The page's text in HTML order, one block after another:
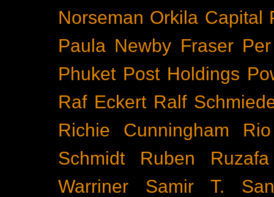
Norseman Orkila Capital
Paula Newby Fraser
Phuket Post Holdings
Raf Eckert Ralf
Richie Cunningham
Rio
Schmidt
Ruben Ruzafa
Warriner
Samir T.